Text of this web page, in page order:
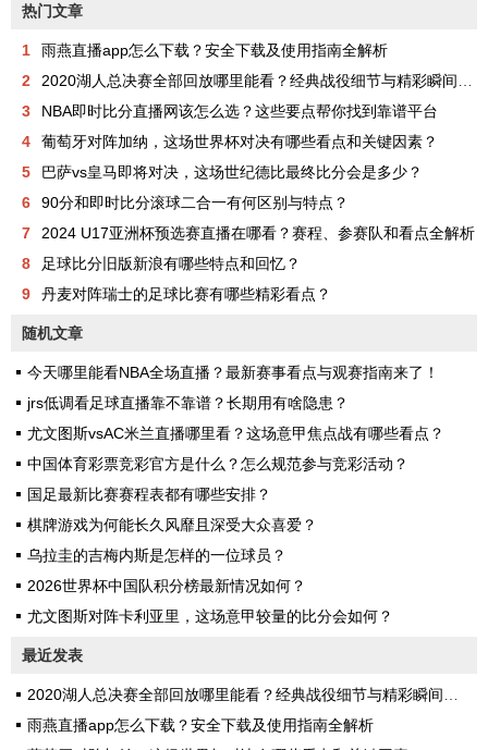
热门文章
1
雨燕直播app怎么下载？安全下载及使用指南全解析
2
2020湖人总决赛全部回放哪里能看？经典战役细节与精彩瞬间全解析
3
NBA即时比分直播网该怎么选？这些要点帮你找到靠谱平台
4
葡萄牙对阵加纳，这场世界杯对决有哪些看点和关键因素？
5
巴萨vs皇马即将对决，这场世纪德比最终比分会是多少？
6
90分和即时比分滚球二合一有何区别与特点？
7
2024 U17亚洲杯预选赛直播在哪看？赛程、参赛队和看点全解析
8
足球比分旧版新浪有哪些特点和回忆？
9
丹麦对阵瑞士的足球比赛有哪些精彩看点？
随机文章
今天哪里能看NBA全场直播？最新赛事看点与观赛指南来了！
jrs低调看足球直播靠不靠谱？长期用有啥隐患？
尤文图斯vsAC米兰直播哪里看？这场意甲焦点战有哪些看点？
中国体育彩票竞彩官方是什么？怎么规范参与竞彩活动？
国足最新比赛赛程表都有哪些安排？
棋牌游戏为何能长久风靡且深受大众喜爱？
乌拉圭的吉梅内斯是怎样的一位球员？
2026世界杯中国队积分榜最新情况如何？
尤文图斯对阵卡利亚里，这场意甲较量的比分会如何？
最近发表
2020湖人总决赛全部回放哪里能看？经典战役细节与精彩瞬间全解析
雨燕直播app怎么下载？安全下载及使用指南全解析